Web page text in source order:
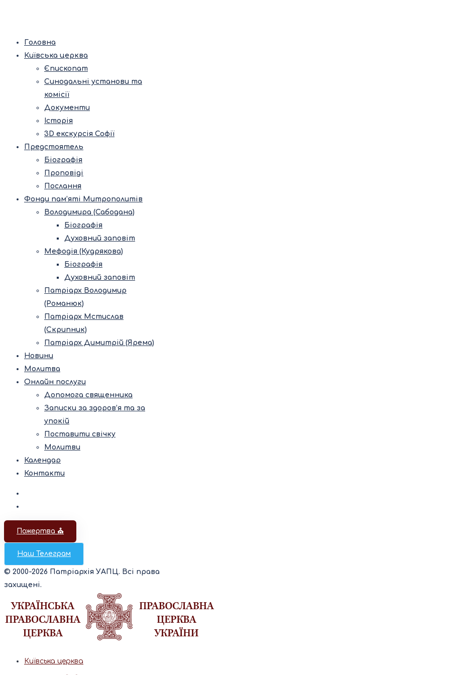
Головна
Київська церква
Єпископат
Синодальні установи та
комісії
Документи
Історія
3D екскурсія Софії
Предстоятель
Біографія
Проповіді
Послання
Фонди пам’яті Митрополитів
Володимира (Сабодана)
Біографія
Духовний заповіт
Мефодія (Кудрякова)
Біографія
Духовний заповіт
Патріарх Володимир
(Романюк)
Патріарх Мстислав
(Скрипник)
Патріарх Димитрій (Ярема)
Новини
Молитва
Онлайн послуги
Допомога священника
Записки за здоров’я та за
упокій
Поставити свічку
Молитви
Календар
Контакти
Пожертва ⛪️
Наш Телеграм
© 2000-2026 Патріархія УАПЦ. Всі права
захищені.
Київська церква